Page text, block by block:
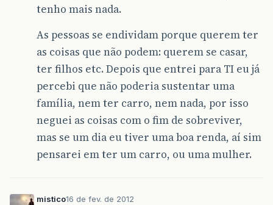
tenho mais nada.
As pessoas se endividam porque querem ter
as coisas que não podem: querem se casar,
ter filhos etc. Depois que entrei para TI eu já
percebi que não poderia sustentar uma
família, nem ter carro, nem nada, por isso
neguei as coisas com o fim de sobreviver,
mas se um dia eu tiver uma boa renda, aí sim
pensarei em ter um carro, ou uma mulher.
mistico16 de fev. de 2012